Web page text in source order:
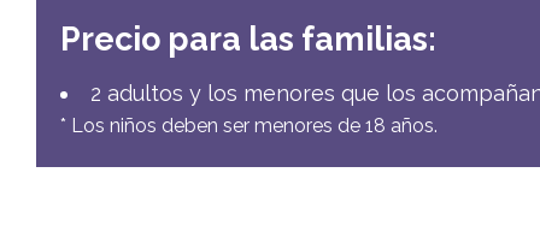
Precio para las familias:
2 adultos y los menores que los
* Los niños deben ser menores de 18 años.